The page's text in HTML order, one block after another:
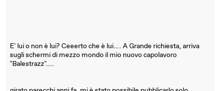
E' lui o non è lui? Ceeerto che è lui.... A Grande richiesta, arriva
sugli schermi di mezzo mondo il mio nuovo capolavoro
"Balestrazz"....